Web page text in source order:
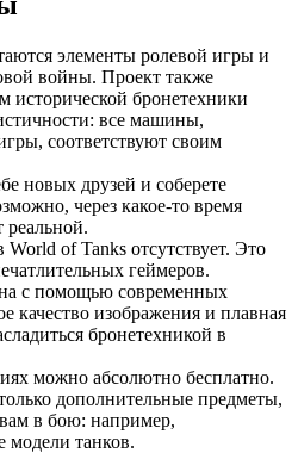
элементы ролевой игры и
войны. Проект также
исторической бронетехники
все машины,
соответствуют своим
новых друзей и соберете
через какое-то время
реальной.
World of Tanks отсутствует. Это
геймеров.
с помощью современных
качество изображения и плавная
бронетехникой в
можно абсолютно бесплатно.
дополнительные предметы,
в бою: например,
модели танков.